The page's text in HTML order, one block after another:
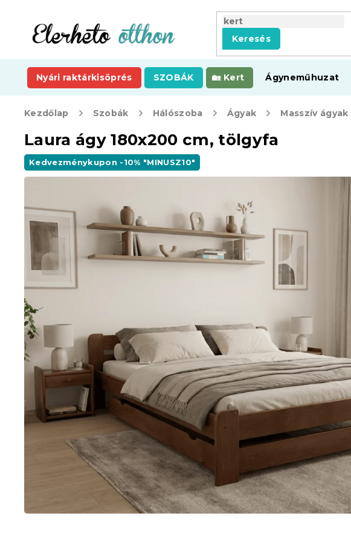
tartalomhoz
Keresés
Nyári raktárkisöprés SZOBÁK Kert Ágyneműhuzat
Kezdőlap Szobák Hálószoba Ágyak Masszív ágyak
Laura ágy 180x200 cm, tölgyfa
Kedvezménykupon -10% "MINUSZ10"